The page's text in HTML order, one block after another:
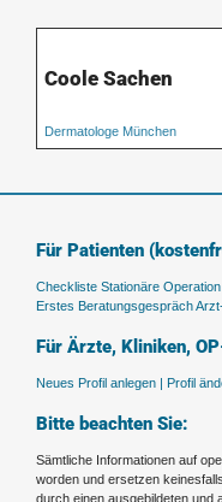
Coole Sachen
Dermatologe München
Für Patienten
Checkliste Stationäre Operation
Erstes Beratungsgespräch
Für Ärzte, Kliniken,
Neues Profil anlegen | Profil
Bitte beachten Sie:
Sämtliche Informationen auf
worden und ersetzen
durch einen ausgebildeten und